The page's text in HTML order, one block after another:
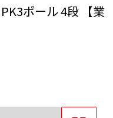
ポール 4段 【業